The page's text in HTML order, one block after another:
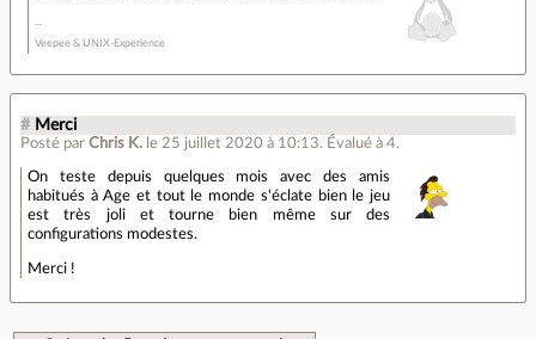
Veepee & UNIX-Experience
# Merci
Posté par Chris K. le 25 juillet 2020 à 10:13. Évalué à 4.
On teste depuis quelques mois avec des amis
habitués à Age et tout le monde s'éclate bien le jeu
est très joli et tourne bien même sur des
configurations modestes.
Merci !